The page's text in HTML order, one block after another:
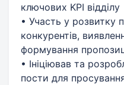
ключових KPI відділу
• Участь у розвитку
конкурентів,
формування
• Ініціював та
пости для